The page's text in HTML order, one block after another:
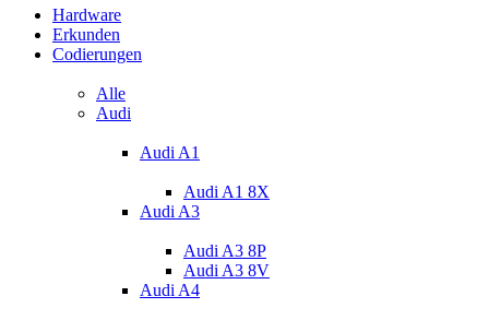
Hardware
Erkunden
Codierungen
Alle
Audi
Audi A1
Audi A1 8X
Audi A3
Audi A3 8P
Audi A3 8V
Audi A4